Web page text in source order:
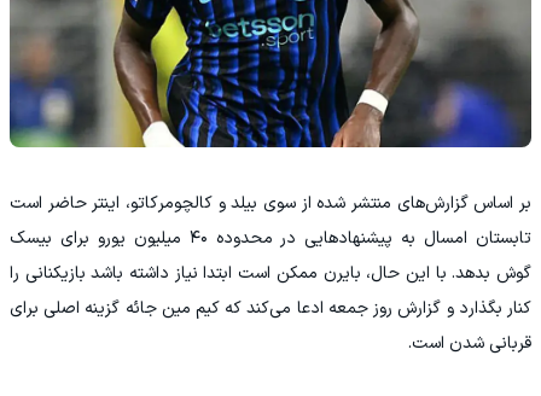
بر اساس گزارش‌های منتشر شده از سوی بیلد و کالچومرکاتو، اینتر حاضر است
تابستان امسال به پیشنهادهایی در محدوده ۴۰ میلیون یورو برای بیسک
گوش بدهد. با این حال، بایرن ممکن است ابتدا نیاز داشته باشد بازیکنانی را
کنار بگذارد و گزارش روز جمعه ادعا می‌کند که کیم مین‌ جائه گزینه اصلی برای
قربانی شدن است.